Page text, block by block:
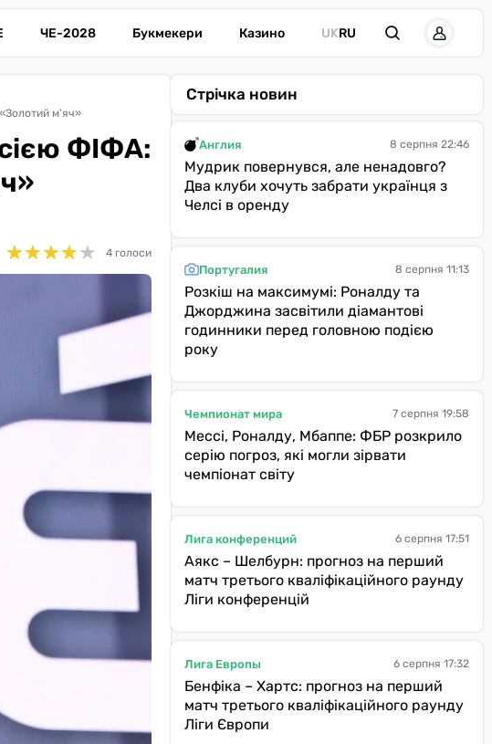
ЧЕ-2028 Букмекери Казино UKRU
м’яч»
ФІФА:
★★★★★
★★★★★ 4 голоси
Стрічка новин
Англия 8 серпня 22:46
Мудрик повернувся, але ненадовго?
Два клуби хочуть забрати українця з
Челсі в оренду
Португалия 8 серпня 11:13
Розкіш на максимумі: Роналду та
Джорджина засвітили діамантові
годинники перед головною подією
року
Чемпионат мира 7 серпня 19:58
Мессі, Роналду, Мбаппе: ФБР розкрило
серію погроз, які могли зірвати
чемпіонат світу
Лига конференций 6 серпня 17:51
Аякс – Шелбурн: прогноз на перший
матч третього кваліфікаційного раунду
Ліги конференцій
Лига Европы 6 серпня 17:32
Бенфіка – Хартс: прогноз на перший
матч третього кваліфікаційного раунду
Ліги Європи